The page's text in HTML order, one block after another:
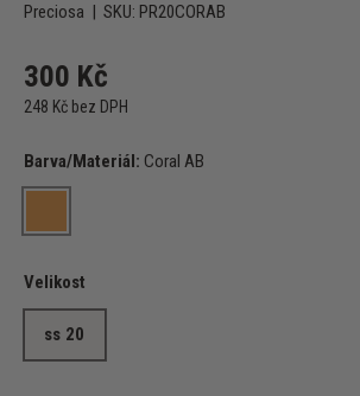
Preciosa | SKU: PR20CORAB
300 Kč
248 Kč bez DPH
Barva/Materiál: Coral AB
Coral AB
Velikost
ss 20